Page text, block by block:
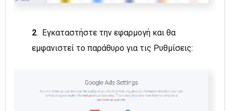
2. Εγκαταστήστε την εφαρμογή και θα
εμφανιστεί το παράθυρο για τις Ρυθμίσεις: